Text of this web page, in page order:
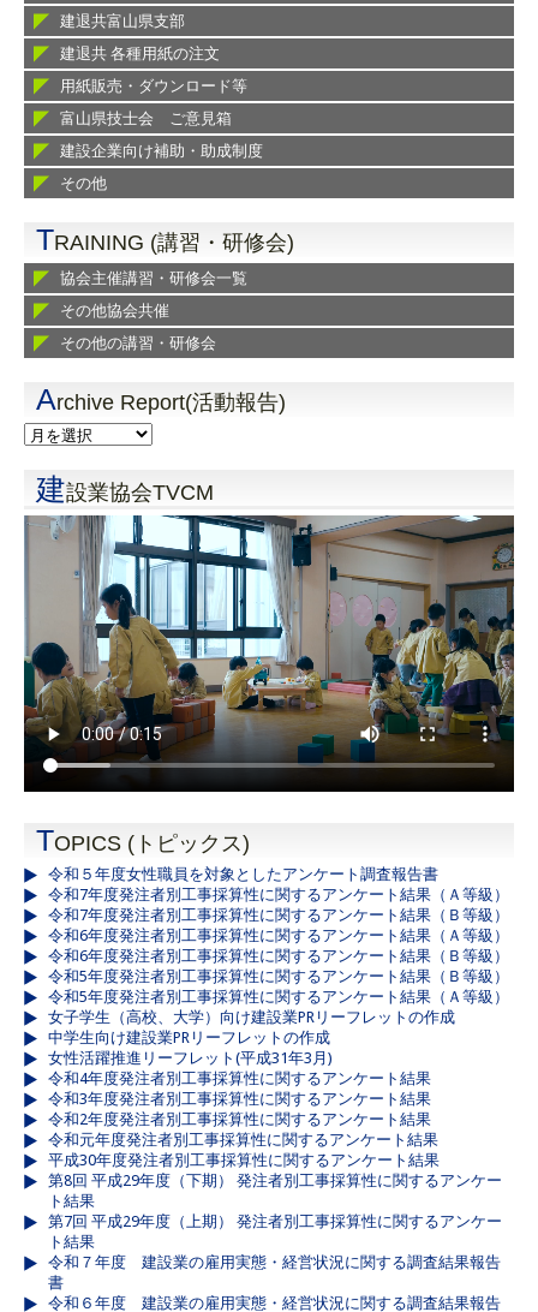
建退共富山県支部
建退共 各種用紙の注文
用紙販売・ダウンロード等
富山県技士会 ご意見箱
建設企業向け補助・助成制度
その他
TRAINING (講習・研修会)
協会主催講習・研修会一覧
その他協会共催
その他の講習・研修会
Archive Report(活動報告)
建設業協会TVCM
TOPICS (トピックス)
令和５年度女性職員を対象としたアンケート調査報告書
令和7年度発注者別工事採算性に関するアンケート結果（Ａ等級）
令和7年度発注者別工事採算性に関するアンケート結果（Ｂ等級）
令和6年度発注者別工事採算性に関するアンケート結果（Ａ等級）
令和6年度発注者別工事採算性に関するアンケート結果（Ｂ等級）
令和5年度発注者別工事採算性に関するアンケート結果（Ｂ等級）
令和5年度発注者別工事採算性に関するアンケート結果（Ａ等級）
女子学生（高校、大学）向け建設業PRリーフレットの作成
中学生向け建設業PRリーフレットの作成
女性活躍推進リーフレット(平成31年3月)
令和4年度発注者別工事採算性に関するアンケート結果
令和3年度発注者別工事採算性に関するアンケート結果
令和2年度発注者別工事採算性に関するアンケート結果
令和元年度発注者別工事採算性に関するアンケート結果
平成30年度発注者別工事採算性に関するアンケート結果
第8回 平成29年度（下期） 発注者別工事採算性に関するアンケー
ト結果
第7回 平成29年度（上期） 発注者別工事採算性に関するアンケー
ト結果
令和７年度 建設業の雇用実態・経営状況に関する調査結果報告
書
令和６年度 建設業の雇用実態・経営状況に関する調査結果報告